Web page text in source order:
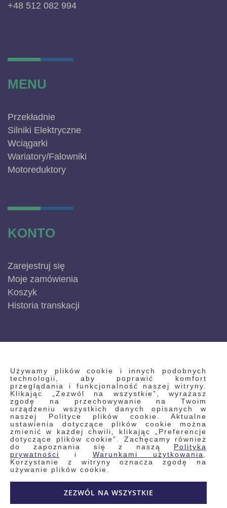
Używamy plików cookie i innych podobnych
technologii, aby poprawić komfort
przeglądania i funkcjonalność naszej witryny.
Klikając „Zezwól na wszystkie”, wyrażasz
zgodę na przechowywanie na Twoim
urządzeniu wszystkich danych opisanych w
naszej Polityce plików cookie. Aktualne
ustawienia dotyczące plików cookie można
zmienić w każdej chwili, klikając „Preferencje
dotyczące plików cookie”. Zachęcamy również
do zapoznania się z naszą Polityką
prywatności
i Warunkami użytkowania
Korzystanie z witryny oznacza zgodę na
używanie plików cookie.
ZEZWÓL NA WSZYSTKIE
+48 512 082 994
MENU
Przekładnie
Silniki Elektryczne
Wciągarki
Wariatory/Falowniki
Motoreduktory
KONTO
Zarejestruj się
Moje zamówienia
Koszyk
Historia transkacji
INFORMACJE
Regulamin
Polityka prywatności i pliki cookie
Wyszukiwane frazy
Wyszukiwanie zaawansowane
Zamówienia
Skontaktuj się z nami
Odstąp od umowy